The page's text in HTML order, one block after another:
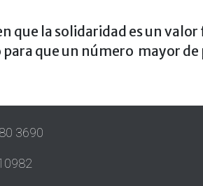
que la solidaridad es un
que un número mayor
3690